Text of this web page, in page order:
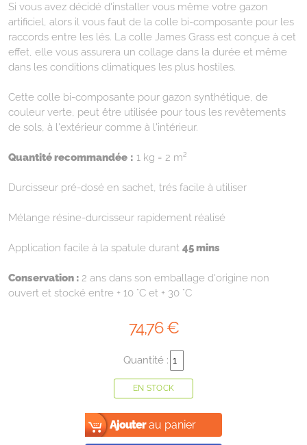
Si vous avez décidé d'installer vous même votre gazon
artificiel, alors il vous faut de la colle bi-composante pour les
raccords entre les lés. La colle James Grass est conçue à cet
effet, elle vous assurera un collage dans la durée et même
dans les conditions climatiques les plus hostiles.
Cette colle bi-composante pour gazon synthétique, de
couleur verte, peut être utilisée pour tous les revêtements
de sols, à l'extérieur comme à l'intérieur.
Quantité recommandée : 1 kg = 2 m²
Durcisseur pré-dosé en sachet, trés facile à utiliser
Mélange résine-durcisseur rapidement réalisé
Application facile à la spatule durant 45 mins
Conservation : 2 ans dans son emballage d'origine non
ouvert et stocké entre + 10 °C et + 30 °C
74,76€
Quantité :
EN STOCK
Ajouterau panier